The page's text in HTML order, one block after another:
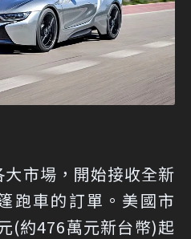
市場，開始接收全新
跑車的訂單。美國市
(約476萬元新台幣)起